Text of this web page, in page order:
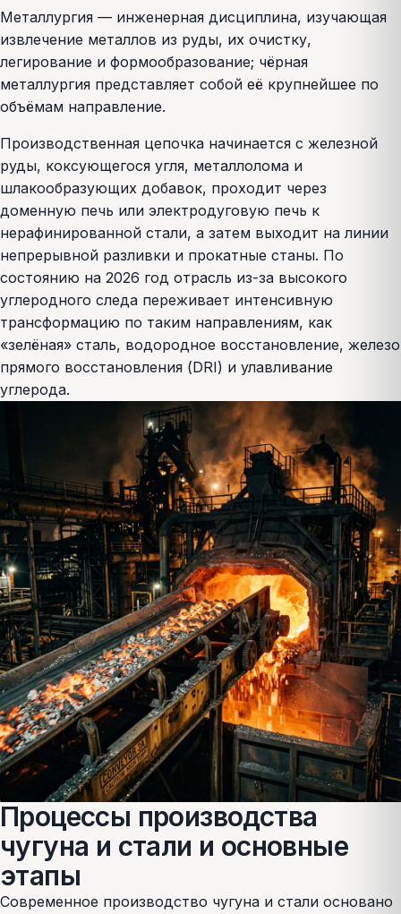
Металлургия — инженерная дисциплина, изучающая
извлечение металлов из руды, их очистку,
легирование и формообразование; чёрная
металлургия представляет собой её крупнейшее по
объёмам направление.
Производственная цепочка начинается с железной
руды, коксующегося угля, металлолома и
шлакообразующих добавок, проходит через
доменную печь или электродуговую печь к
нерафинированной стали, а затем выходит на линии
непрерывной разливки и прокатные станы. По
состоянию на 2026 год отрасль из-за высокого
углеродного следа переживает интенсивную
трансформацию по таким направлениям, как
«зелёная» сталь, водородное восстановление, железо
прямого восстановления (DRI) и улавливание
углерода.
Процессы производства
чугуна и стали и основные
этапы
Современное производство чугуна и стали основано